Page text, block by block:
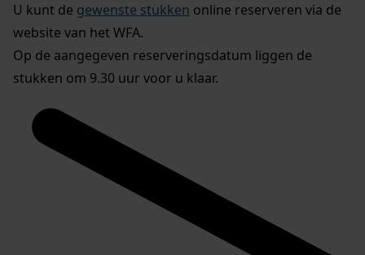
U kunt de gewenste stukken online reserveren via de
website van het WFA.
Op de aangegeven reserveringsdatum liggen de
stukken om 9.30 uur voor u klaar.